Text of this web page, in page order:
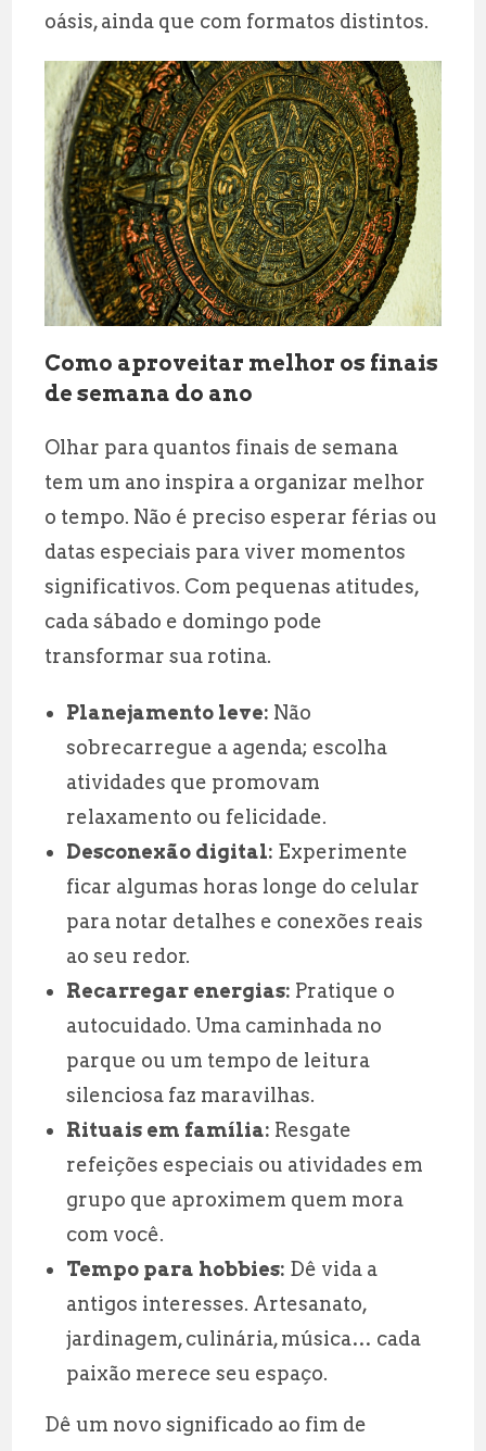
oásis, ainda que com formatos distintos.
Como aproveitar melhor os finais
de semana do ano
Olhar para quantos finais de semana
tem um ano inspira a organizar melhor
o tempo. Não é preciso esperar férias ou
datas especiais para viver momentos
significativos. Com pequenas atitudes,
cada sábado e domingo pode
transformar sua rotina.
Planejamento leve: Não
sobrecarregue a agenda; escolha
atividades que promovam
relaxamento ou felicidade.
Desconexão digital: Experimente
ficar algumas horas longe do celular
para notar detalhes e conexões reais
ao seu redor.
Recarregar energias: Pratique o
autocuidado. Uma caminhada no
parque ou um tempo de leitura
silenciosa faz maravilhas.
Rituais em família: Resgate
refeições especiais ou atividades em
grupo que aproximem quem mora
com você.
Tempo para hobbies: Dê vida a
antigos interesses. Artesanato,
jardinagem, culinária, música… cada
paixão merece seu espaço.
Dê um novo significado ao fim de